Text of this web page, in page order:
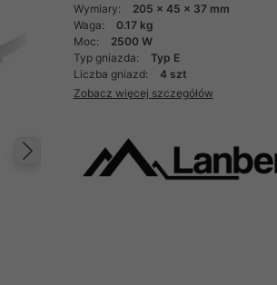
Następny
Wymiary:
205 x 45 x 37 mm
Waga:
0.17 kg
Moc:
2500 W
Typ gniazda:
Typ E
Liczba gniazd:
4 szt
Zobacz więcej szczegółów